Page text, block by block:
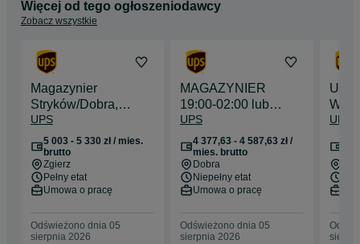
Więcej od tego ogłoszeniodawcy
Zobacz wszystkie
Magazynier
Stryków/Dobra,
13:00-21:00 (m/k/x)
5003 zł brutto + 327
zł brutto dodatku
UPS
5 003 - 5 330 zł / mies.
brutto
Zgierz
Pełny etat
Umowa o pracę
Odświeżono dnia 05
sierpnia 2026
MAGAZYNIER
19:00-02:00 lub
21:00-04:00
Stryków/Dobra
UPS
4 377,63 - 4 587,63 zł /
mies. brutto
Dobra
Niepełny etat
Umowa o pracę
Odświeżono dnia 05
sierpnia 2026
UPS
UPS